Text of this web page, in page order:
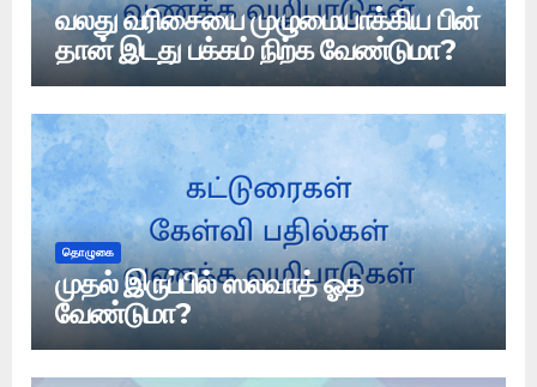
வலது வரிசையை முழுமையாக்கிய பின்
தான் இடது பக்கம் நிற்க வேண்டுமா?
தொழுகை
முதல் இருப்பில் ஸலவாத் ஓத
வேண்டுமா?